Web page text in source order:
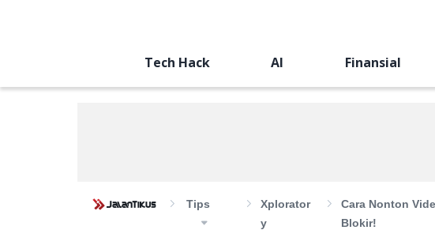
Tech Hack AI Finansial
Tips
Xplorator
Y
Cara Nonton
Blokir!